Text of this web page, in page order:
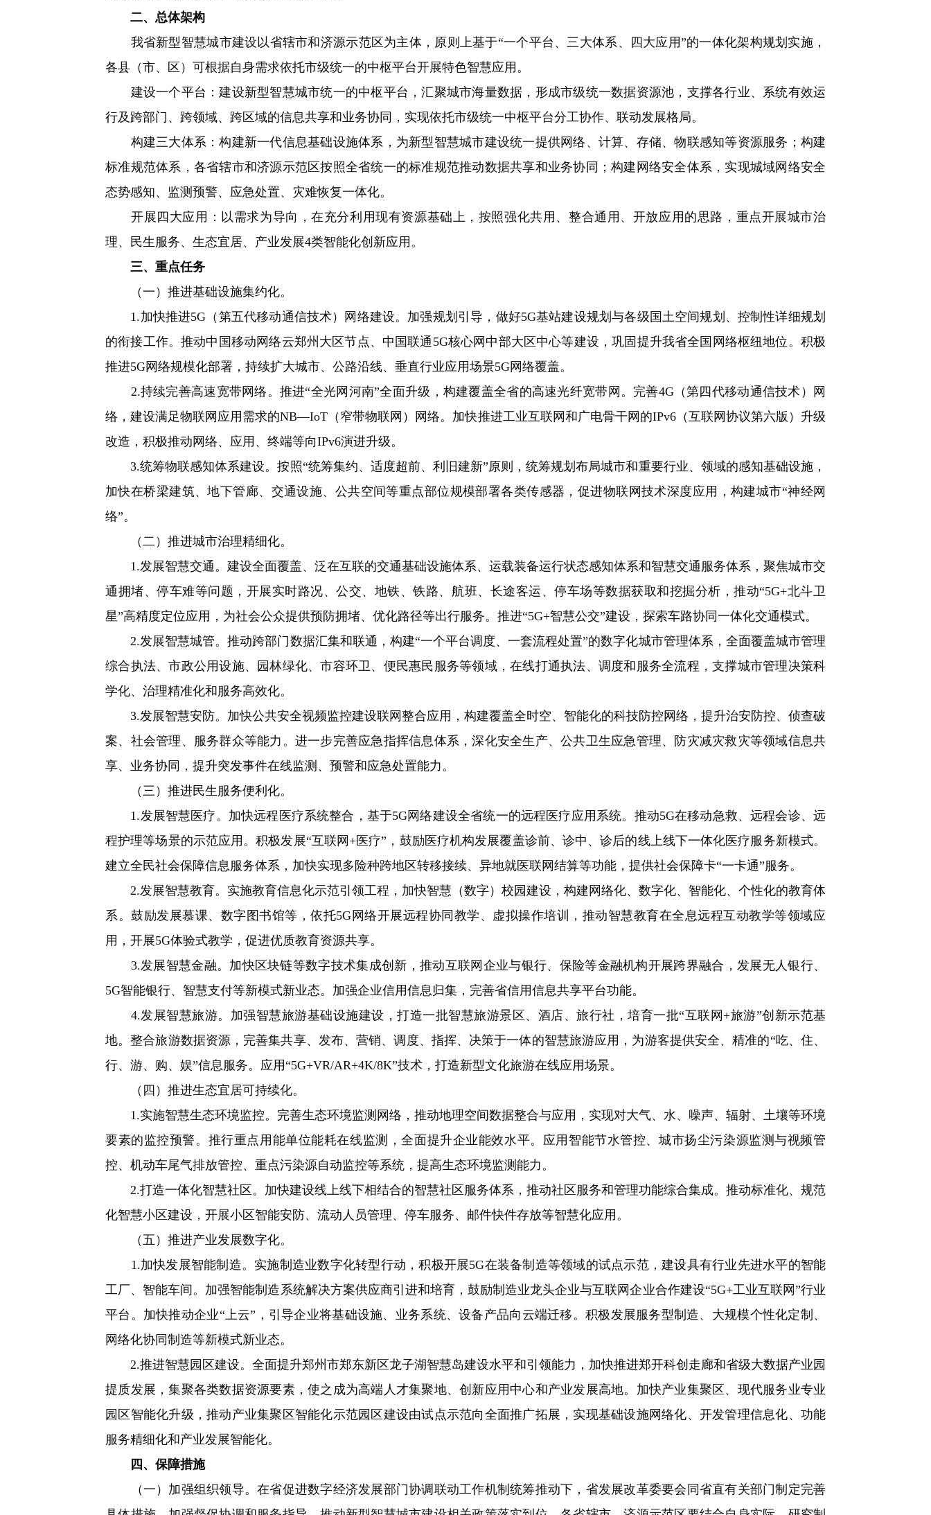
二、总体架构
我省新型智慧城市建设以省辖市和济源示范区为主体，原则上基于“一个平台、三大体系、四大应用”的一体化架构规划实施，
各县（市、区）可根据自身需求依托市级统一的中枢平台开展特色智慧应用。
建设一个平台：建设新型智慧城市统一的中枢平台，汇聚城市海量数据，形成市级统一数据资源池，支撑各行业、系统有效运
行及跨部门、跨领域、跨区域的信息共享和业务协同，实现依托市级统一中枢平台分工协作、联动发展格局。
构建三大体系：构建新一代信息基础设施体系，为新型智慧城市建设统一提供网络、计算、存储、物联感知等资源服务；构建
标准规范体系，各省辖市和济源示范区按照全省统一的标准规范推动数据共享和业务协同；构建网络安全体系，实现城域网络安全
态势感知、监测预警、应急处置、灾难恢复一体化。
开展四大应用：以需求为导向，在充分利用现有资源基础上，按照强化共用、整合通用、开放应用的思路，重点开展城市治
理、民生服务、生态宜居、产业发展4类智能化创新应用。
三、重点任务
（一）推进基础设施集约化。
1.加快推进5G（第五代移动通信技术）网络建设。加强规划引导，做好5G基站建设规划与各级国土空间规划、控制性详细规划
的衔接工作。推动中国移动网络云郑州大区节点、中国联通5G核心网中部大区中心等建设，巩固提升我省全国网络枢纽地位。积极
推进5G网络规模化部署，持续扩大城市、公路沿线、垂直行业应用场景5G网络覆盖。
2.持续完善高速宽带网络。推进“全光网河南”全面升级，构建覆盖全省的高速光纤宽带网。完善4G（第四代移动通信技术）网
络，建设满足物联网应用需求的NB—IoT（窄带物联网）网络。加快推进工业互联网和广电骨干网的IPv6（互联网协议第六版）升级
改造，积极推动网络、应用、终端等向IPv6演进升级。
3.统筹物联感知体系建设。按照“统筹集约、适度超前、利旧建新”原则，统筹规划布局城市和重要行业、领域的感知基础设施，
加快在桥梁建筑、地下管廊、交通设施、公共空间等重点部位规模部署各类传感器，促进物联网技术深度应用，构建城市“神经网
络”。
（二）推进城市治理精细化。
1.发展智慧交通。建设全面覆盖、泛在互联的交通基础设施体系、运载装备运行状态感知体系和智慧交通服务体系，聚焦城市交
通拥堵、停车难等问题，开展实时路况、公交、地铁、铁路、航班、长途客运、停车场等数据获取和挖掘分析，推动“5G+北斗卫
星”高精度定位应用，为社会公众提供预防拥堵、优化路径等出行服务。推进“5G+智慧公交”建设，探索车路协同一体化交通模式。
2.发展智慧城管。推动跨部门数据汇集和联通，构建“一个平台调度、一套流程处置”的数字化城市管理体系，全面覆盖城市管理
综合执法、市政公用设施、园林绿化、市容环卫、便民惠民服务等领域，在线打通执法、调度和服务全流程，支撑城市管理决策科
学化、治理精准化和服务高效化。
3.发展智慧安防。加快公共安全视频监控建设联网整合应用，构建覆盖全时空、智能化的科技防控网络，提升治安防控、侦查破
案、社会管理、服务群众等能力。进一步完善应急指挥信息体系，深化安全生产、公共卫生应急管理、防灾减灾救灾等领域信息共
享、业务协同，提升突发事件在线监测、预警和应急处置能力。
（三）推进民生服务便利化。
1.发展智慧医疗。加快远程医疗系统整合，基于5G网络建设全省统一的远程医疗应用系统。推动5G在移动急救、远程会诊、远
程护理等场景的示范应用。积极发展“互联网+医疗”，鼓励医疗机构发展覆盖诊前、诊中、诊后的线上线下一体化医疗服务新模式。
建立全民社会保障信息服务体系，加快实现多险种跨地区转移接续、异地就医联网结算等功能，提供社会保障卡“一卡通”服务。
2.发展智慧教育。实施教育信息化示范引领工程，加快智慧（数字）校园建设，构建网络化、数字化、智能化、个性化的教育体
系。鼓励发展慕课、数字图书馆等，依托5G网络开展远程协同教学、虚拟操作培训，推动智慧教育在全息远程互动教学等领域应
用，开展5G体验式教学，促进优质教育资源共享。
3.发展智慧金融。加快区块链等数字技术集成创新，推动互联网企业与银行、保险等金融机构开展跨界融合，发展无人银行、
5G智能银行、智慧支付等新模式新业态。加强企业信用信息归集，完善省信用信息共享平台功能。
4.发展智慧旅游。加强智慧旅游基础设施建设，打造一批智慧旅游景区、酒店、旅行社，培育一批“互联网+旅游”创新示范基
地。整合旅游数据资源，完善集共享、发布、营销、调度、指挥、决策于一体的智慧旅游应用，为游客提供安全、精准的“吃、住、
行、游、购、娱”信息服务。应用“5G+VR/AR+4K/8K”技术，打造新型文化旅游在线应用场景。
（四）推进生态宜居可持续化。
1.实施智慧生态环境监控。完善生态环境监测网络，推动地理空间数据整合与应用，实现对大气、水、噪声、辐射、土壤等环境
要素的监控预警。推行重点用能单位能耗在线监测，全面提升企业能效水平。应用智能节水管控、城市扬尘污染源监测与视频管
控、机动车尾气排放管控、重点污染源自动监控等系统，提高生态环境监测能力。
2.打造一体化智慧社区。加快建设线上线下相结合的智慧社区服务体系，推动社区服务和管理功能综合集成。推动标准化、规范
化智慧小区建设，开展小区智能安防、流动人员管理、停车服务、邮件快件存放等智慧化应用。
（五）推进产业发展数字化。
1.加快发展智能制造。实施制造业数字化转型行动，积极开展5G在装备制造等领域的试点示范，建设具有行业先进水平的智能
工厂、智能车间。加强智能制造系统解决方案供应商引进和培育，鼓励制造业龙头企业与互联网企业合作建设“5G+工业互联网”行业
平台。加快推动企业“上云”，引导企业将基础设施、业务系统、设备产品向云端迁移。积极发展服务型制造、大规模个性化定制、
网络化协同制造等新模式新业态。
2.推进智慧园区建设。全面提升郑州市郑东新区龙子湖智慧岛建设水平和引领能力，加快推进郑开科创走廊和省级大数据产业园
提质发展，集聚各类数据资源要素，使之成为高端人才集聚地、创新应用中心和产业发展高地。加快产业集聚区、现代服务业专业
园区智能化升级，推动产业集聚区智能化示范园区建设由试点示范向全面推广拓展，实现基础设施网络化、开发管理信息化、功能
服务精细化和产业发展智能化。
四、保障措施
（一）加强组织领导。在省促进数字经济发展部门协调联动工作机制统筹推动下，省发展改革委要会同省直有关部门制定完善